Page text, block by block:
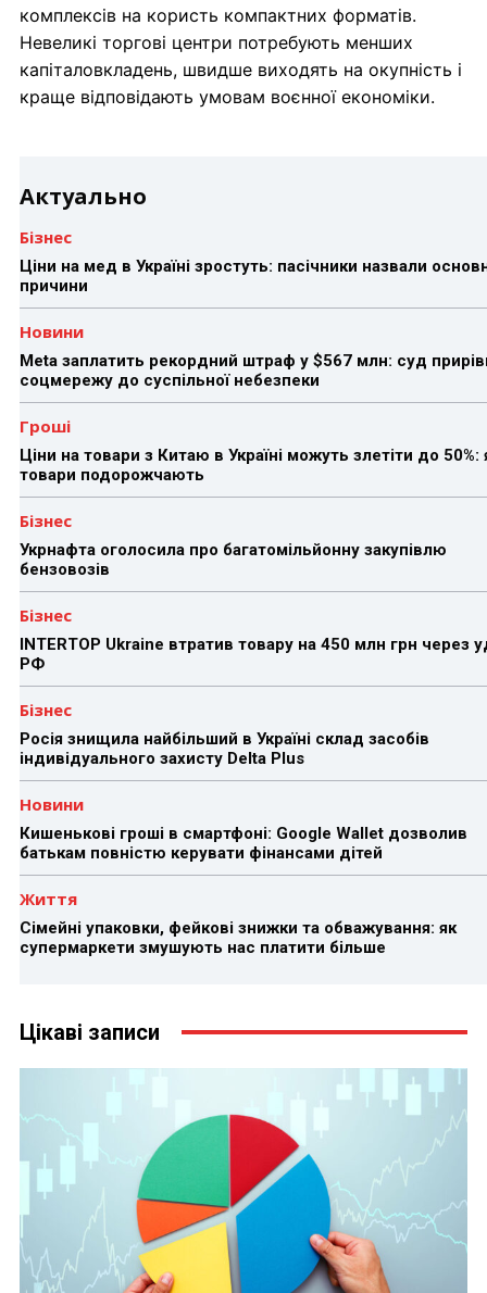
комплексів на користь компактних форматів.
Невеликі торгові центри потребують менших
капіталовкладень, швидше виходять на окупність і
краще відповідають умовам воєнної економіки.
Актуально
Бізнес
Ціни на мед в Україні зростуть: пасічники назвали
причини
Новини
Meta заплатить рекордний штраф у $567 млн: суд
соцмережу до суспільної небезпеки
Гроші
Ціни на товари з Китаю в Україні можуть злетіти до 50%:
товари подорожчають
Бізнес
Укрнафта оголосила про багатомільйонну закупівлю
бензовозів
Бізнес
INTERTOP Ukraine втратив товару на 450 млн грн через
РФ
Бізнес
Росія знищила найбільший в Україні склад засобів
індивідуального захисту Delta Plus
Новини
Кишенькові гроші в смартфоні: Google Wallet дозволив
батькам повністю керувати фінансами дітей
Життя
Сімейні упаковки, фейкові знижки та обважування: як
супермаркети змушують нас платити більше
Цікаві записи